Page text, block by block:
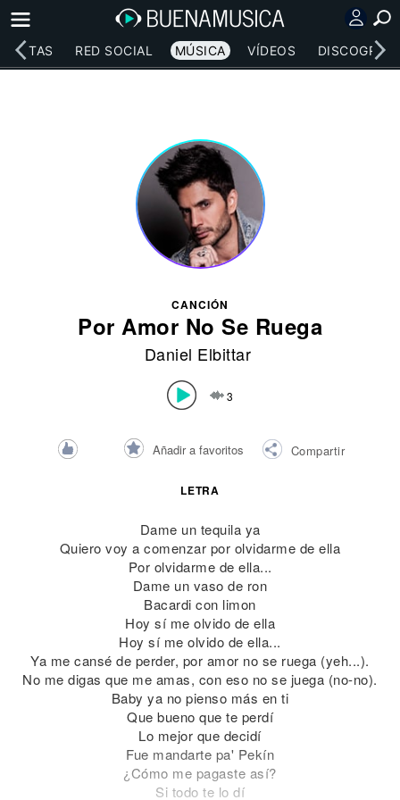
RED SOCIAL MÚSICA VÍDEOS
CANCIÓN
Por Amor No Se Ruega
Daniel Elbittar
3
Añadir a favoritos Compartir
LETRA
Dame un tequila ya
Quiero voy a comenzar por olvidarme de ella
Por olvidarme de ella...
Dame un vaso de ron
Bacardi con limon
Hoy sí me olvido de ella
Hoy sí me olvido de ella...
Ya me cansé de perder, por amor no se ruega (yeh...).
No me digas que me amas, con eso no se juega (no-no).
Baby ya no pienso más en ti
Que bueno que te perdí
Lo mejor que decidí
Fue mandarte pa' Pekín
¿Cómo me pagaste así?
Si todo te lo dí